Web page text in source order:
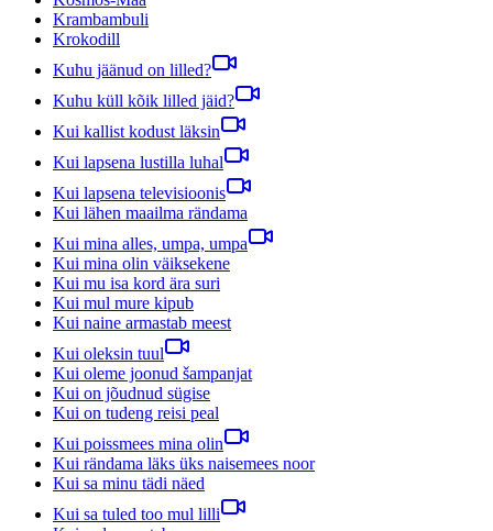
Krambambuli
Krokodill
Kuhu jäänud on lilled?
Kuhu küll kõik lilled jäid?
Kui kallist kodust läksin
Kui lapsena lustilla luhal
Kui lapsena televisioonis
Kui lähen maailma rändama
Kui mina alles, umpa, umpa
Kui mina olin väiksekene
Kui mu isa kord ära suri
Kui mul mure kipub
Kui naine armastab meest
Kui oleksin tuul
Kui oleme joonud šampanjat
Kui on jõudnud sügise
Kui on tudeng reisi peal
Kui poissmees mina olin
Kui rändama läks üks naisemees noor
Kui sa minu tädi näed
Kui sa tuled too mul lilli